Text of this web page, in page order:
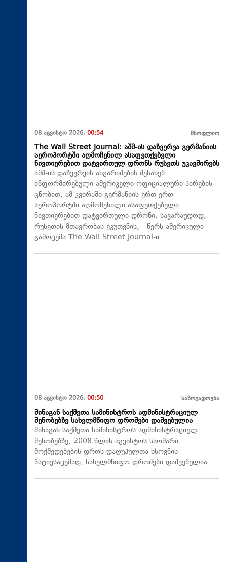
08 აგვისტო 2026, 00:54 მსოფლიო
The Wall Street Journal: აშშ-ის დაზვერვა გერმანიის
აეროპორტში აღმოჩენილ ასაფეთქებელი
ნივთიერებით დატვირთულ დრონს რუსეთს უკავშირებს
აშშ-ის დაზვერვის ანგარიშების შესახებ
ინფორმირებული ამერიკელი ოფიციალური პირების
ცნობით, ამ კვირაში გერმანიის ერთ-ერთ
აეროპორტში აღმოჩენილი ასაფეთქებელი
ნივთიერებით დატვირთული დრონი, სავარაუდოდ,
რუსეთის მთავრობას ეკუთვნის, - წერს ამერიკული
გამოცემა The Wall Street Journal-ი.
08 აგვისტო 2026, 00:50 საზოგადოება
შინაგან საქმეთა სამინისტროს ადმინისტრაციულ
შენობებზე სახელმწიფო დროშები დაშვებულია
შინაგან საქმეთა სამინისტროს ადმინისტრაციულ
შენობებზე, 2008 წლის აგვისტოს საომარი
მოქმედებების დროს დაღუპულთა ხსოვნის
პატივსაცემად, სახელმწიფო დროშები დაშვებულია.